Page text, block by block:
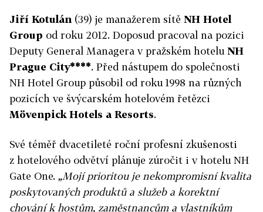
Jiří Kotulán (39) je manažerem sítě NH Hotel
Group od roku 2012. Doposud pracoval na pozici
Deputy General Managera v pražském hotelu NH
Prague City****. Před nástupem do společnosti
NH Hotel Group působil od roku 1998 na různých
pozicích ve švýcarském hotelovém řetězci
Mövenpick Hotels a Resorts.
Své téměř dvacetileté roční profesní zkušenosti
z hotelového odvětví plánuje zúročit i v hotelu NH
Gate One. „Mojí prioritou je nekompromisní kvalita
poskytovaných produktů a služeb a korektní
chování k hostům, zaměstnancům a vlastníkům